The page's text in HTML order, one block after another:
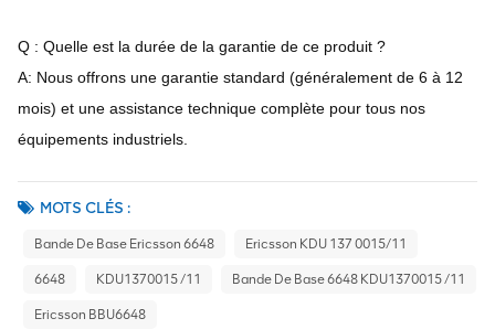
Q : Quelle est la durée de la garantie de ce produit ?
A: Nous offrons une garantie standard (généralement de 6 à 12
mois) et une assistance technique complète pour tous nos
équipements industriels.
MOTS CLÉS :
Bande De Base Ericsson 6648 Ericsson KDU 137 0015/11
6648 KDU1370015 /11 Bande De Base 6648 KDU1370015 /11
Ericsson BBU6648